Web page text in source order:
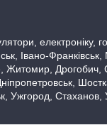
електроніку,
Івано-
Житомир, Дрогобич,
Ужгород,